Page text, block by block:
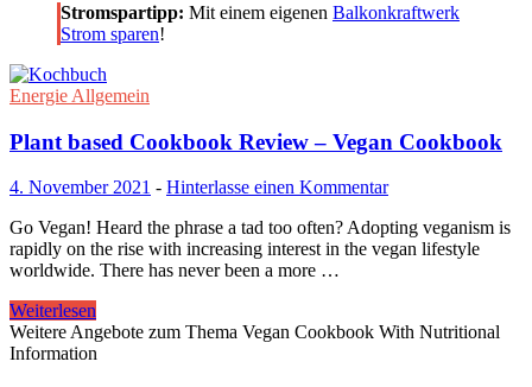
Stromspartipp: Mit einem eigenen Balkonkraftwerk
Strom sparen!
Energie Allgemein
Plant based Cookbook Review – Vegan Cookbook
4. November 2021 - Hinterlasse einen Kommentar
Go Vegan! Heard the phrase a tad too often? Adopting veganism is
rapidly on the rise with increasing interest in the vegan lifestyle
worldwide. There has never been a more …
Weiterlesen
Weitere Angebote zum Thema Vegan Cookbook With Nutritional
Information